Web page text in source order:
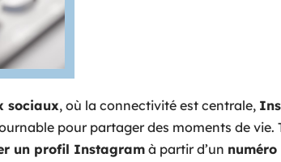
sociaux, où la connectivité est centrale,
pour partager des moments de vie.
un profil Instagramà partir d’un numéro